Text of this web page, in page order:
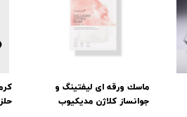
ماسك ورقه ای لیفتینگ و
جوانساز کلاژن مدیکیوب